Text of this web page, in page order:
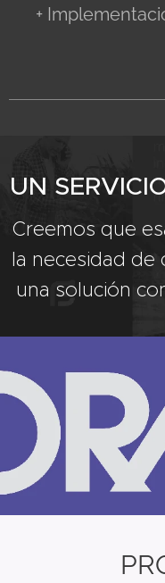
+
UN
Creemos que
la necesidad de
una solución